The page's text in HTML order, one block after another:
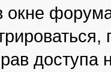
окне
доступа